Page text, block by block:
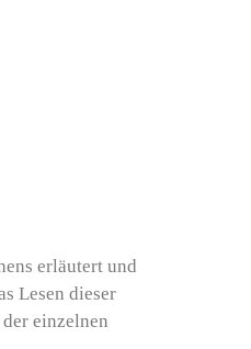
erläutert und
Lesen dieser
einzelnen